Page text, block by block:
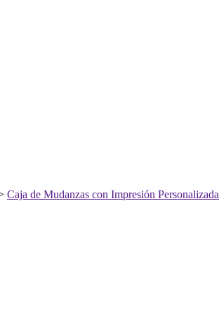
Caja de Mudanzas con Impresión Personalizada